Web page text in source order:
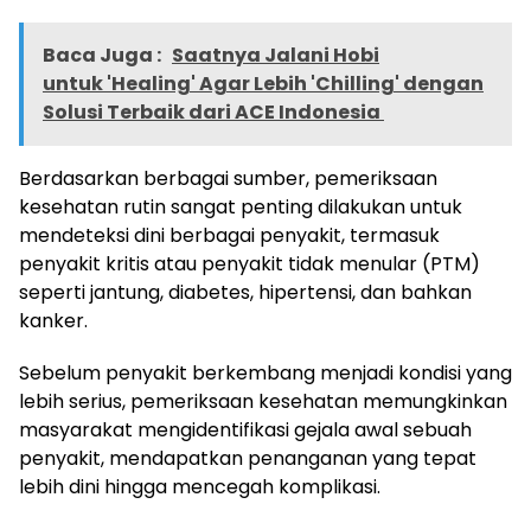
Baca Juga : Saatnya Jalani Hobi
untuk 'Healing' Agar Lebih 'Chilling' dengan
Solusi Terbaik dari ACE Indonesia
Berdasarkan berbagai sumber, pemeriksaan
kesehatan rutin sangat penting dilakukan untuk
mendeteksi dini berbagai penyakit, termasuk
penyakit kritis atau penyakit tidak menular (PTM)
seperti jantung, diabetes, hipertensi, dan bahkan
kanker.
Sebelum penyakit berkembang menjadi kondisi yang
lebih serius, pemeriksaan kesehatan memungkinkan
masyarakat mengidentifikasi gejala awal sebuah
penyakit, mendapatkan penanganan yang tepat
lebih dini hingga mencegah komplikasi.